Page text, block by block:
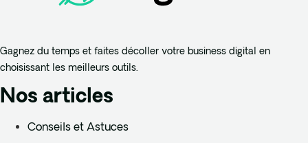
Gagnez du temps et faites décoller votre business digital en
choisissant les meilleurs outils.
Nos articles
Conseils et Astuces